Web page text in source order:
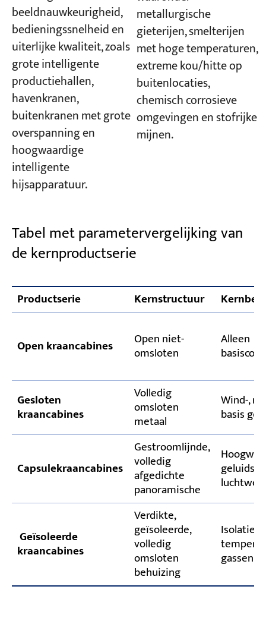
beeldnauwkeurigheid,
bedieningssnelheid en
uiterlijke kwaliteit, zoals
grote intelligente
productiehallen,
havenkranen,
buitenkranen met grote
overspanning en
hoogwaardige
intelligente
hijsapparatuur.
metallurgische
gieterijen, smelterijen
met hoge temperaturen,
extreme kou/hitte op
buitenlocaties,
chemisch corrosieve
omgevingen en stofrijke
mijnen.
Tabel met parametervergelijking van
de kernproductserie
Productserie Kernstructuur
Open kraancabines Open niet-
omsloten
Alleen
Gesloten
kraancabines
Volledig
omsloten
metaal
Wind-,
basis
Capsulekraancabines
Gestroomlijnde,
volledig
afgedichte
panoramische
Geïsoleerde
kraancabines
Verdikte,
geïsoleerde,
volledig
omsloten
behuizing
Isolatie
gassen